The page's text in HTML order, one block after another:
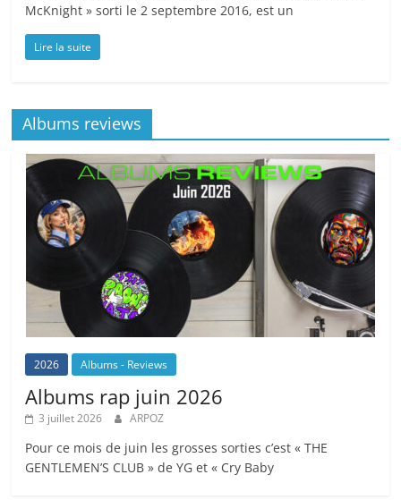
McKnight » sorti le 2 septembre 2016, est un
Lire la suite
Albums reviews
2026 Albums - Reviews
Albums rap juin 2026
3 juillet 2026 ARPOZ
Pour ce mois de juin les grosses sorties c’est « THE
GENTLEMEN’S CLUB » de YG et « Cry Baby